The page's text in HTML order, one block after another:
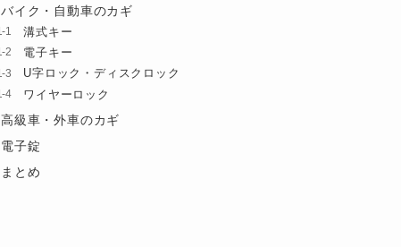
バイク・自動車のカギ
溝式キー
電子キー
U字ロック・ディスクロック
ワイヤーロック
高級車・外車のカギ
電子錠
まとめ